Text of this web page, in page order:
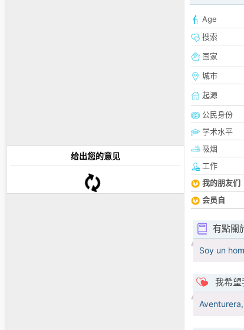
给出您的意见
Age
搜索
国家
城市
起源
公民身份
学术水平
吸烟
工作
我的朋友们
会员自
有點關
Soy un
我希望